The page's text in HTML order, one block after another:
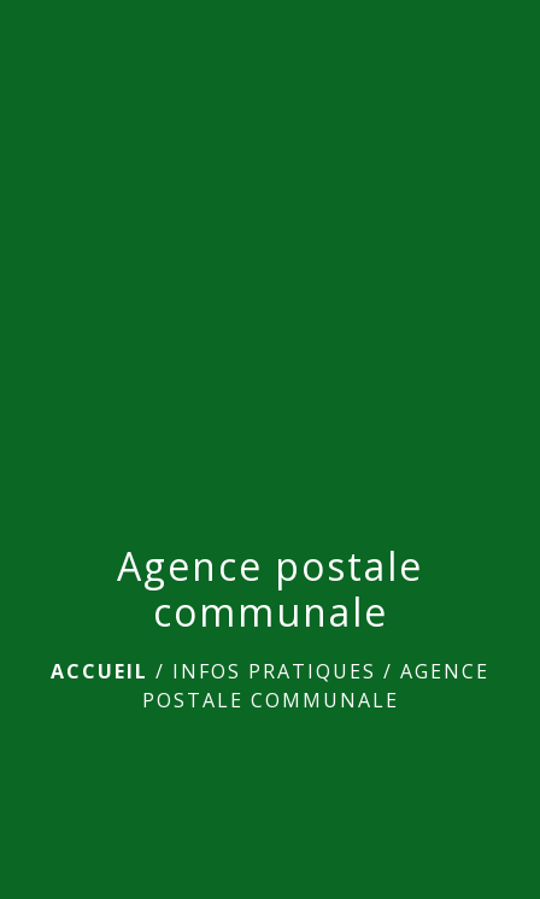
Agence postale
communale
ACCUEIL / INFOS PRATIQUES / AGENCE
POSTALE COMMUNALE